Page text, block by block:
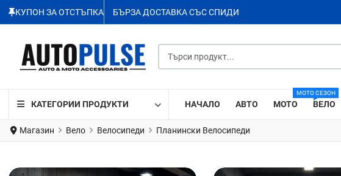
КУПОН ЗА ОТСТЪПКА БЪРЗА ДОСТАВКА СЪС СПИДИ
КАТЕГОРИИ ПРОДУКТИ НАЧАЛО АВТО МОТО
МОТО СЕЗОН
ВЕЛО
Магазин Вело Велосипеди Планински Велосипеди